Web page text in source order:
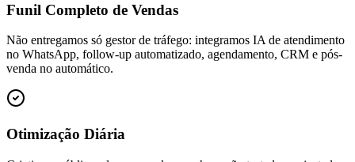
Funil Completo de Vendas
Não entregamos só gestor de tráfego: integramos IA de atendimento
no WhatsApp, follow-up automatizado, agendamento, CRM e pós-
venda no automático.
Otimização Diária